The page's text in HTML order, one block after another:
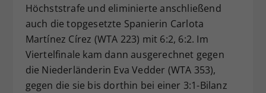
Höchststrafe und eliminierte anschließend
auch die topgesetzte Spanierin Carlota
Martínez Círez (WTA 223) mit 6:2, 6:2. Im
Viertelfinale kam dann ausgerechnet gegen
die Niederländerin Eva Vedder (WTA 353),
gegen die sie bis dorthin bei einer 3:1-Bilanz